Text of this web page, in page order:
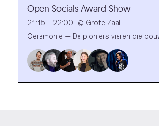
Open Socials Award Show
21:15 - 22:00 @ Grote Zaal
Ceremonie — De pioniers vieren die